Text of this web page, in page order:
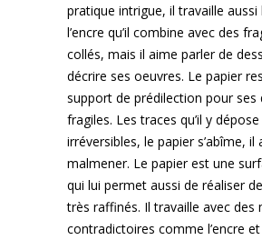
pratique intrigue, il travaille
l’encre qu’il combine avec des
collés, mais il aime parler de
décrire ses oeuvres. Le papier
support de prédilection pour ses
fragiles. Les traces qu’il y
irréversibles, le papier s’abîme, il
malmener. Le papier est une
qui lui permet aussi de réaliser
très raffinés. Il travaille avec des
contradictoires comme l’encre